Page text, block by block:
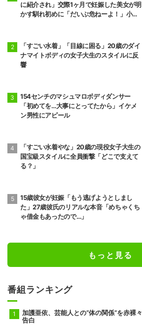
に紹介され」交際1ヶ月で妊娠した美女が明
かす馴れ初めに「だいぶ危ねーよ！」小森
「すごい水着」「目線に困る」20歳のダイ
ナマイトボディの女子大生のスタイルに反
響
154センチのマシュマロボディダンサー
「初めてを…大事にとってたから」イケメ
ン男性にアピール
「すごい水着やな」20歳の現役女子大生の
国宝級スタイルに全員衝撃「どこで支えて
る？」
15歳彼女が妊娠「もう逃げようとしまし
た」27歳彼氏のリアルな本音「めちゃくち
ゃ借金もあったので…」
もっと見る
番組ランキング
加護亜依、芸能人との“体の関係”を赤裸々
告白